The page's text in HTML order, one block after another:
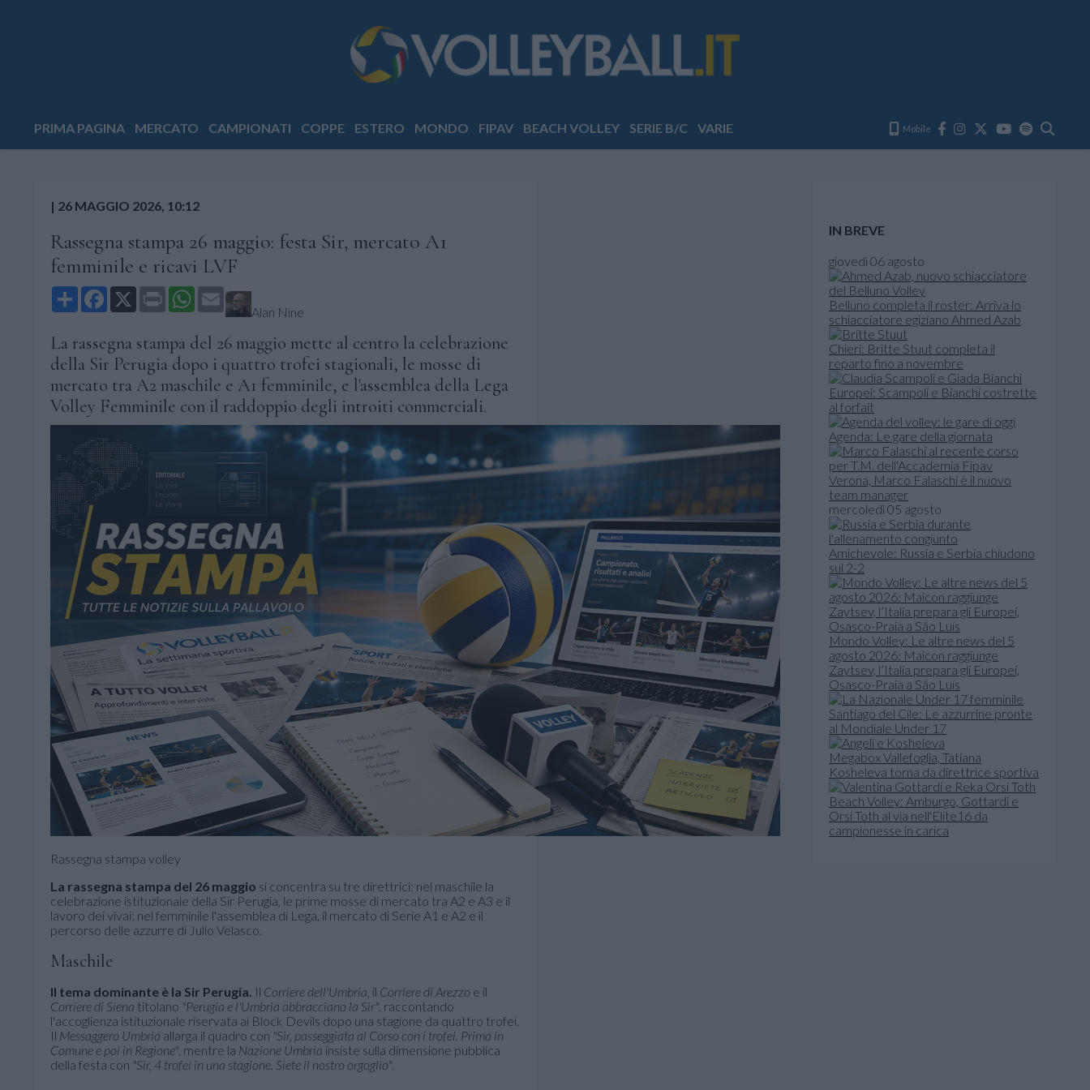
PRIMA PAGINA MERCATO CAMPIONATI COPPE ESTERO MONDO FIPAV BEACH VOLLEY SERIE B/C VARIE Mobile
| 26 MAGGIO 2026, 10:12
Rassegna stampa 26 maggio: festa Sir, mercato A1
femminile e ricavi LVF
Share Facebook
X Print WhatsApp
Email
Alan Nine
La rassegna stampa del 26 maggio mette al centro la celebrazione
della Sir Perugia dopo i quattro trofei stagionali, le mosse di
mercato tra A2 maschile e A1 femminile, e l'assemblea della Lega
Volley Femminile con il raddoppio degli introiti commerciali.
Rassegna stampa volley
La rassegna stampa del 26 maggio si concentra su tre direttrici: nel maschile la
celebrazione istituzionale della Sir Perugia, le prime mosse di mercato tra A2 e A3 e il
lavoro dei vivai; nel femminile l'assemblea di Lega, il mercato di Serie A1 e A2 e il
percorso delle azzurre di Julio Velasco.
Maschile
Il tema dominante è la Sir Perugia. Il Corriere dell'Umbria , il Corriere di Arezzo e il
Corriere di Siena titolano "Perugia e l'Umbria abbracciano la Sir" , raccontando
l'accoglienza istituzionale riservata ai Block Devils dopo una stagione da quattro trofei.
Il Messaggero Umbria allarga il quadro con "Sir, passeggiata al Corso con i trofei. Prima in
Comune e poi in Regione" , mentre la Nazione Umbria insiste sulla dimensione pubblica
della festa con "Sir, 4 trofei in una stagione. Siete il nostro orgoglio".
IN BREVE
giovedì 06 agosto
Belluno completa il roster: Arriva lo
schiacciatore egiziano Ahmed Azab
Chieri: Britte Stuut completa il
reparto fino a novembre
Europei: Scampoli e Bianchi costrette
al forfait
Agenda: Le gare della giornata
Verona, Marco Falaschi è il nuovo
team manager
mercoledì 05 agosto
Amichevole: Russia e Serbia chiudono
sul 2-2
Mondo Volley: Le altre news del 5
agosto 2026: Maicon raggiunge
Zaytsev, l’Italia prepara gli Europei,
Osasco-Praia a São Luís
Santiago del Cile: Le azzurrine pronte
al Mondiale Under 17
Megabox Vallefoglia, Tatiana
Kosheleva torna da direttrice sportiva
Beach Volley: Amburgo, Gottardi e
Orsi Toth al via nell'Elite16 da
campionesse in carica